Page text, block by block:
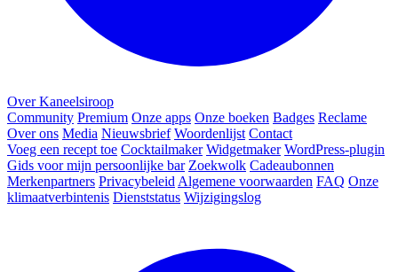
Over Kaneelsiroop
Community Premium Onze apps Onze boeken Badges Reclame
Over ons Media Nieuwsbrief Woordenlijst Contact
Voeg een recept toe Cocktailmaker Widgetmaker WordPress-plugin
Gids voor mijn persoonlijke bar Zoekwolk Cadeaubonnen
Merkenpartners Privacybeleid Algemene voorwaarden FAQ Onze
klimaatverbintenis Dienststatus Wijzigingslog